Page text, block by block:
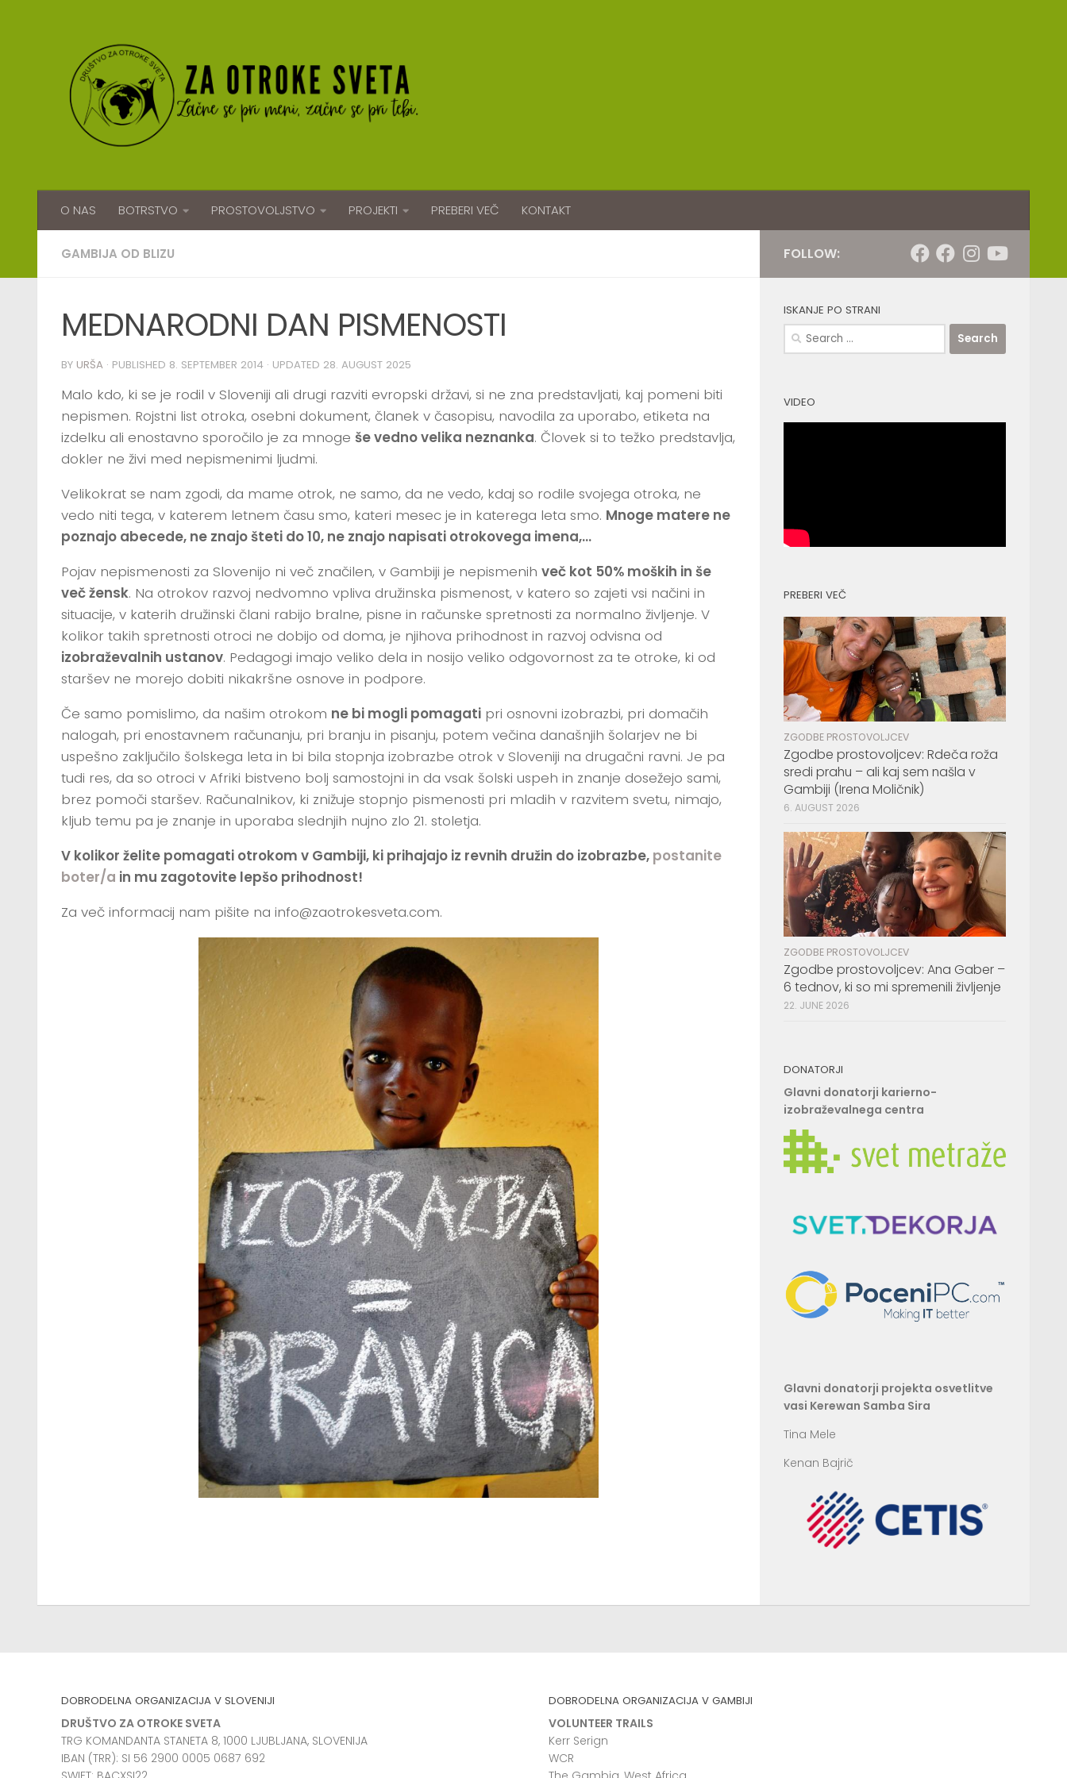
O NAS BOTRSTVO PROSTOVOLJSTVO PROJEKTI PREBERI VEČ KONTAKT
GAMBIJA OD BLIZU
MEDNARODNI DAN PISMENOSTI
BY URŠA · PUBLISHED 8. SEPTEMBER 2014 · UPDATED 28. AUGUST 2025
Malo kdo, ki se je rodil v Sloveniji ali drugi razviti evropski državi, si ne zna predstavljati, kaj pomeni biti
nepismen. Rojstni list otroka, osebni dokument, članek v časopisu, navodila za uporabo, etiketa na
izdelku ali enostavno sporočilo je za mnoge še vedno velika neznanka. Človek si to težko predstavlja,
dokler ne živi med nepismenimi ljudmi.
Velikokrat se nam zgodi, da mame otrok, ne samo, da ne vedo, kdaj so rodile svojega otroka, ne
vedo niti tega, v katerem letnem času smo, kateri mesec je in katerega leta smo. Mnoge matere ne
poznajo abecede, ne znajo šteti do 10, ne znajo napisati otrokovega imena,…
Pojav nepismenosti za Slovenijo ni več značilen, v Gambiji je nepismenih več kot 50% moških in še
več žensk. Na otrokov razvoj nedvomno vpliva družinska pismenost, v katero so zajeti vsi načini in
situacije, v katerih družinski člani rabijo bralne, pisne in računske spretnosti za normalno življenje. V
kolikor takih spretnosti otroci ne dobijo od doma, je njihova prihodnost in razvoj odvisna od
izobraževalnih ustanov. Pedagogi imajo veliko dela in nosijo veliko odgovornost za te otroke, ki od
staršev ne morejo dobiti nikakršne osnove in podpore.
Če samo pomislimo, da našim otrokom ne bi mogli pomagati pri osnovni izobrazbi, pri domačih
nalogah, pri enostavnem računanju, pri branju in pisanju, potem večina današnjih šolarjev ne bi
uspešno zaključilo šolskega leta in bi bila stopnja izobrazbe otrok v Sloveniji na drugačni ravni. Je pa
tudi res, da so otroci v Afriki bistveno bolj samostojni in da vsak šolski uspeh in znanje dosežejo sami,
brez pomoči staršev. Računalnikov, ki znižuje stopnjo pismenosti pri mladih v razvitem svetu, nimajo,
kljub temu pa je znanje in uporaba slednjih nujno zlo 21. stoletja.
V kolikor želite pomagati otrokom v Gambiji, ki prihajajo iz revnih družin do izobrazbe, postanite
boter/a in mu zagotovite lepšo prihodnost!
Za več informacij nam pišite na info@zaotrokesveta.com.
FOLLOW:
ISKANJE PO STRANI
Search
for:
VIDEO
PREBERI VEČ
ZGODBE PROSTOVOLJCEV
Zgodbe prostovoljcev: Rdeča roža
sredi prahu – ali kaj sem našla v
Gambiji (Irena Moličnik)
6. AUGUST 2026
ZGODBE PROSTOVOLJCEV
Zgodbe prostovoljcev: Ana Gaber –
6 tednov, ki so mi spremenili življenje
22. JUNE 2026
DONATORJI
Glavni donatorji karierno-
izobraževalnega centra
Glavni donatorji projekta osvetlitve
vasi Kerewan Samba Sira
Tina Mele
Kenan Bajrič
DOBRODELNA ORGANIZACIJA V SLOVENIJI
DRUŠTVO ZA OTROKE SVETA
TRG KOMANDANTA STANETA 8, 1000 LJUBLJANA, SLOVENIJA
IBAN (TRR): SI 56 2900 0005 0687 692
DOBRODELNA ORGANIZACIJA V GAMBIJI
VOLUNTEER TRAILS
Kerr Serign
WCR